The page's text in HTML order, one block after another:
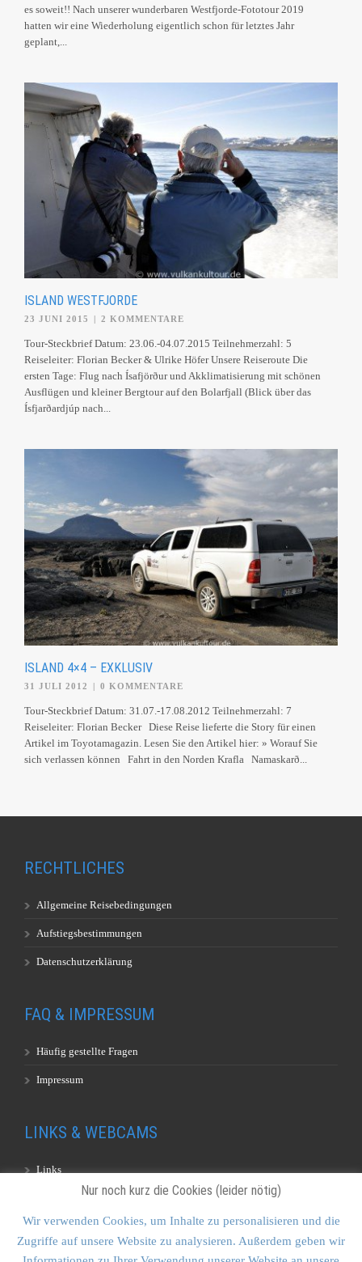
es soweit!! Nach unserer wunderbaren Westfjorde-Fototour 2019
hatten wir eine Wiederholung eigentlich schon für letztes Jahr
geplant,...
ISLAND WESTFJORDE
23 JUNI 2015 2 KOMMENTARE
Tour-Steckbrief Datum: 23.06.-04.07.2015 Teilnehmerzahl: 5
Reiseleiter: Florian Becker & Ulrike Höfer Unsere Reiseroute Die
ersten Tage: Flug nach Ísafjörður und Akklimatisierung mit schönen
Ausflügen und kleiner Bergtour auf den Bolarfjall (Blick über das
Ísfjarðardjúp nach...
ISLAND 4×4 – EXKLUSIV
31 JULI 2012 | 0 KOMMENTARE
Tour-Steckbrief Datum: 31.07.-17.08.2012 Teilnehmerzahl: 7
Reiseleiter: Florian Becker Diese Reise lieferte die Story für einen
Artikel im Toyotamagazin. Lesen Sie den Artikel hier: » Worauf Sie
sich verlassen können Fahrt in den Norden Krafla Namaskarð...
RECHTLICHES
Allgemeine Reisebedingungen
Aufstiegsbestimmungen
Datenschutzerklärung
FAQ & IMPRESSUM
Häufig gestellte Fragen
Impressum
LINKS & WEBCAMS
Links
KONTAKT & SITEMAP
Nur noch kurz die Cookies (leider nötig)
Wir verwenden Cookies, um Inhalte zu personalisieren und die
Zugriffe auf unsere Website zu analysieren. Außerdem geben wir